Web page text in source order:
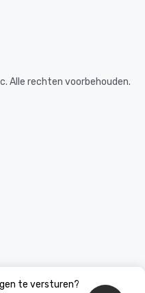
te versturen?
Alle rechten voorbehouden.